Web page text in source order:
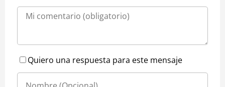
Quiero una respuesta para este mensaje